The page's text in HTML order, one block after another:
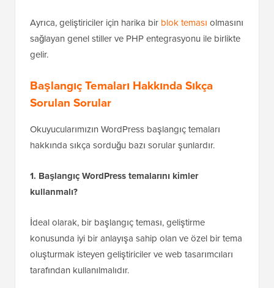
Ayrıca, geliştiriciler için harika bir blok teması olmasını
sağlayan genel stiller ve PHP entegrasyonu ile birlikte
gelir.
Başlangıç Temaları Hakkında Sıkça
Sorulan Sorular
Okuyucularımızın WordPress başlangıç temaları
hakkında sıkça sorduğu bazı sorular şunlardır.
1. Başlangıç WordPress temalarını kimler
kullanmalı?
İdeal olarak, bir başlangıç teması, geliştirme
konusunda iyi bir anlayışa sahip olan ve özel bir tema
oluşturmak isteyen geliştiriciler ve web tasarımcıları
tarafından kullanılmalıdır.